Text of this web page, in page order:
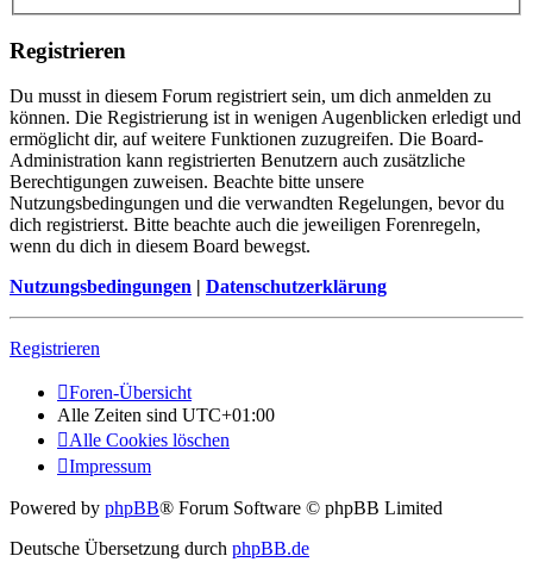
Registrieren
Du musst in diesem Forum registriert sein, um dich anmelden zu
können. Die Registrierung ist in wenigen Augenblicken erledigt und
ermöglicht dir, auf weitere Funktionen zuzugreifen. Die Board-
Administration kann registrierten Benutzern auch zusätzliche
Berechtigungen zuweisen. Beachte bitte unsere
Nutzungsbedingungen und die verwandten Regelungen, bevor du
dich registrierst. Bitte beachte auch die jeweiligen Forenregeln,
wenn du dich in diesem Board bewegst.
Nutzungsbedingungen | Datenschutzerklärung
Registrieren
Foren-Übersicht
Alle Zeiten sind UTC+01:00
Alle Cookies löschen
Impressum
Powered by phpBB® Forum Software © phpBB Limited
Deutsche Übersetzung durch phpBB.de